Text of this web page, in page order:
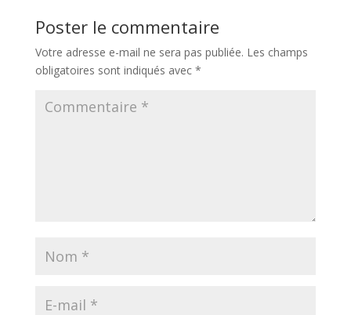
Poster le commentaire
Votre adresse e-mail ne sera pas publiée. Les champs
obligatoires sont indiqués avec *